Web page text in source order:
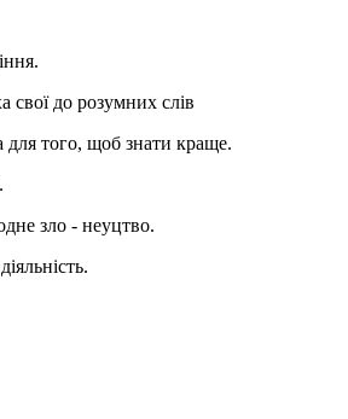
свої до розумних слів
для того, щоб знати краще.
зло - неуцтво.